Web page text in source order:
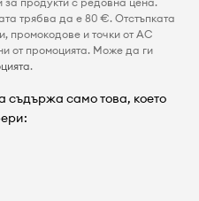
трябва да е 80 €. Отстъпката
промокодове и точки от AC
от промоцията. Може да ги
.
съдържа само това, което